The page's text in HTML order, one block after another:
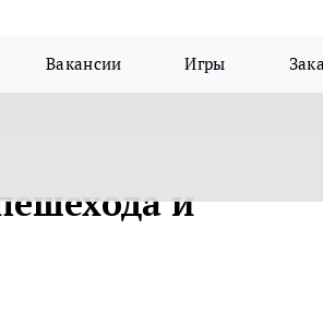
Вакансии Игры
и